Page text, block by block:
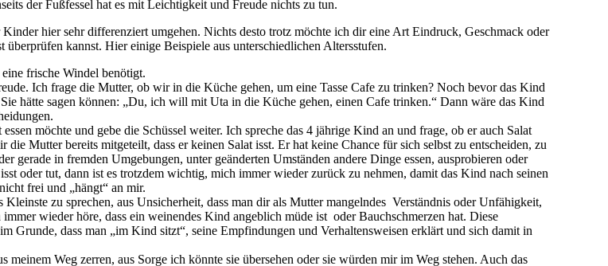
oder tut, dann ist es trotzdem wichtig, mich immer wieder zurück zu nehmen, damit das Kind nach seinen
zu sprechen, aus Unsicherheit, dass man dir als Mutter mangelndes Verständnis oder Unfähigkeit,
wieder höre, dass ein weinendes Kind angeblich müde ist oder Bauchschmerzen hat. Diese
Weg zerren, aus Sorge ich könnte sie übersehen oder sie würden mir im Weg stehen. Auch das
Raum gebe. Ich muss es aus dem Weg zerren, wenn ich nicht auf diese kleine Person vertraue, dass sie
über das Kind und mache es in einer Art abhängig von mir und meinen Einschätzungen. Auch damit
Ich verhindere, dass sie als Person wahrgenommen werden. Ich mache sie von mir abhängig.
im Alltag darin gefangen sein können unsere Wahrnehmungen und Geschichten über die Kinder
gegenüber, dass sie sich frei entwicklen können. Wir verhindern dadurch, dass sie zu freien und
Wahrnehmungen und bedeutet, dass sie sich nicht frei und eigenständig entfalten können. Auf diese Art
die Eigenständigkeit und den Raum einräume, den sie benötigen, um ihrem eigenen, inneren Empfinden
Äußerungen im Lebensraum. Unter Umständen bin ich mir als Erwachsener darüber nicht bewusst, aber
bin, dass das Kind ein eigenständiges, komplettes, perfektes Wesen ist, dass seine Belange selbst